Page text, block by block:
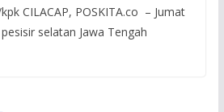
CILACAP, POSKITA.co – Jumat
selatan Jawa Tengah